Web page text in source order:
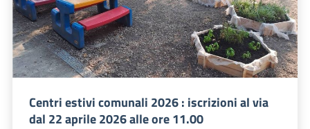
Centri estivi comunali 2026 : iscrizioni al via
dal 22 aprile 2026 alle ore 11.00